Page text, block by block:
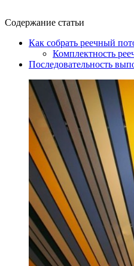
Содержание статьи
Как собрать реечный
Комплектность
Последовательность